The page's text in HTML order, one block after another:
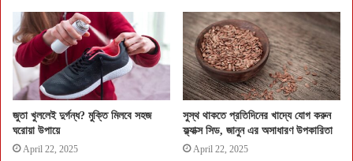
জুতা খুললেই দুর্গন্ধ? মুক্তি মিলবে সহজ
ঘরোয়া উপায়ে
April 22, 2025
সুস্থ থাকতে প্রতিদিনের খাদ্যে যোগ করুন
ফ্ল্যাক্স সিড, জানুন এর অসাধারণ উপকারিতা
April 22, 2025